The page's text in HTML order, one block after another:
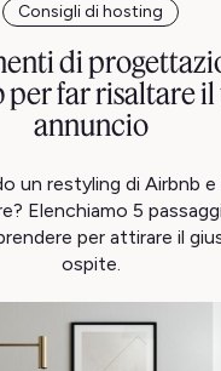
Consigli di hosting
di
far risaltare
annuncio
un restyling di Airbnb e
Elenchiamo 5
per attirare il
ospite.